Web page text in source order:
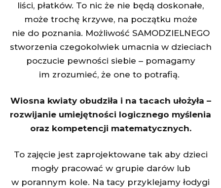
liści, płatków. To nic że nie będą doskonałe,
może trochę krzywe, na początku może
nie do poznania. Możliwość SAMODZIELNEGO
stworzenia czegokolwiek umacnia w dzieciach
poczucie pewności siebie – pomagamy
im zrozumieć, że one to potrafią.
Wiosna kwiaty obudziła i na tacach ułożyła –
rozwijanie umiejętności logicznego myślenia
oraz kompetencji matematycznych.
To zajęcie jest zaprojektowane tak aby dzieci
mogły pracować w grupie darów lub
w porannym kole. Na tacy przyklejamy łodygi